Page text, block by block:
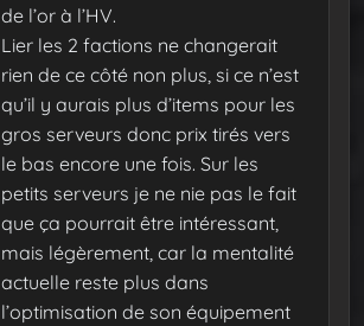
de l’or à l’HV.
Lier les 2 factions ne changerait
rien de ce côté non plus, si ce n’est
qu’il y aurais plus d’items pour les
gros serveurs donc prix tirés vers
le bas encore une fois. Sur les
petits serveurs je ne nie pas le fait
que ça pourrait être intéressant,
mais légèrement, car la mentalité
actuelle reste plus dans
l’optimisation de son équipement